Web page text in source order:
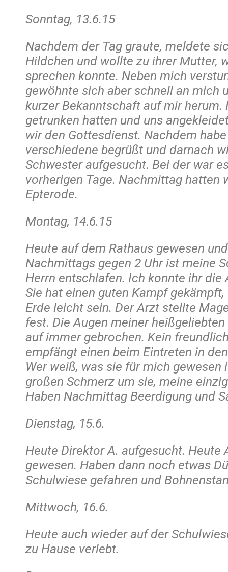
Sonntag, 13.6.15
Nachdem der Tag graute, meldete
Hildchen und wollte zu ihrer Mutter,
sprechen konnte. Neben mich
gewöhnte sich aber schnell an mich
kurzer Bekanntschaft auf mir
getrunken hatten und uns
wir den Gottesdienst. Nachdem
verschiedene begrüßt und darnach
Schwester aufgesucht. Bei der war
vorherigen Tage. Nachmittag hatten
Epterode.
Montag, 14.6.15
Heute auf dem Rathaus gewesen
Nachmittags gegen 2 Uhr ist meine
Herrn entschlafen. Ich konnte ihr die
Sie hat einen guten Kampf
Erde leicht sein. Der Arzt stellte
fest. Die Augen meiner
auf immer gebrochen. Kein
empfängt einen beim Eintreten in
Wer weiß, was sie für mich gewesen
großen Schmerz um sie, meine
Haben Nachmittag Beerdigung und
Dienstag, 15.6.
Heute Direktor A. aufgesucht. Heute
gewesen. Haben dann noch etwas
Schulwiese gefahren und
Mittwoch, 16.6.
Heute auch wieder auf der
zu Hause verlebt.